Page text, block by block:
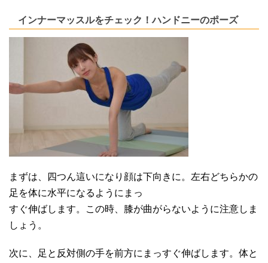
インナーマッスルをチェック！ハンドニーのポーズ
まずは、四つん這いになり顔は下向きに。左右どちらかの
足を体に水平になるようにまっ
すぐ伸ばします。この時、膝が曲がらないように注意しま
しょう。
次に、足と反対側の手を前方にまっすぐ伸ばします。体と